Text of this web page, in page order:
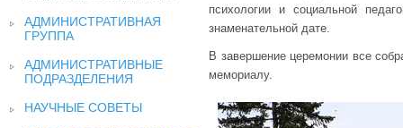
АДМИНИСТРАТИВНАЯ
ГРУППА
АДМИНИСТРАТИВНЫЕ
ПОДРАЗДЕЛЕНИЯ
НАУЧНЫЕ СОВЕТЫ
психологии и социальной
знаменательной дате.
В завершение церемонии все
мемориалу.